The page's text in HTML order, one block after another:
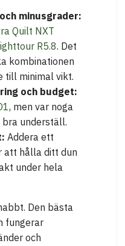
minusgrader:
Quilt NXT
R5.8. Det
kombinationen
till minimal vikt.
och budget:
, men var noga
underställ.
Addera ett
att hålla ditt dun
under hela
Den bästa
fungerar
och